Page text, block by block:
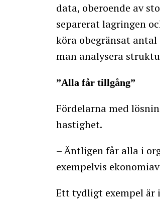
data, oberoende av
separerat lagringen
köra obegränsat
man analysera
”Alla får tillgång”
Fördelarna med
hastighet.
– Äntligen får alla i
exempelvis
Ett tydligt exempel är